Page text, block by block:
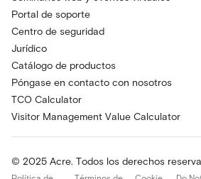
Portal de soporte
Centro de seguridad
Jurídico
Catálogo de productos
Póngase en contacto con nosotros
TCO Calculator
Visitor Management Value Calculator
© 2025 Acre. Todos los derechos